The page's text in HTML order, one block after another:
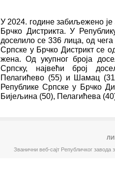
У 2024. године забиљежено је
Брчко Дистрикта. У
доселило се 336 лица, од
Српске у Брчко Дистрикт се
жена. Од укупног броја
Српску, највећи број
Пелагићево (55) и Шамац
Републике Српске у Брчко
Бијељина (50), Пелагићева
Званични веб-сајт Републичког